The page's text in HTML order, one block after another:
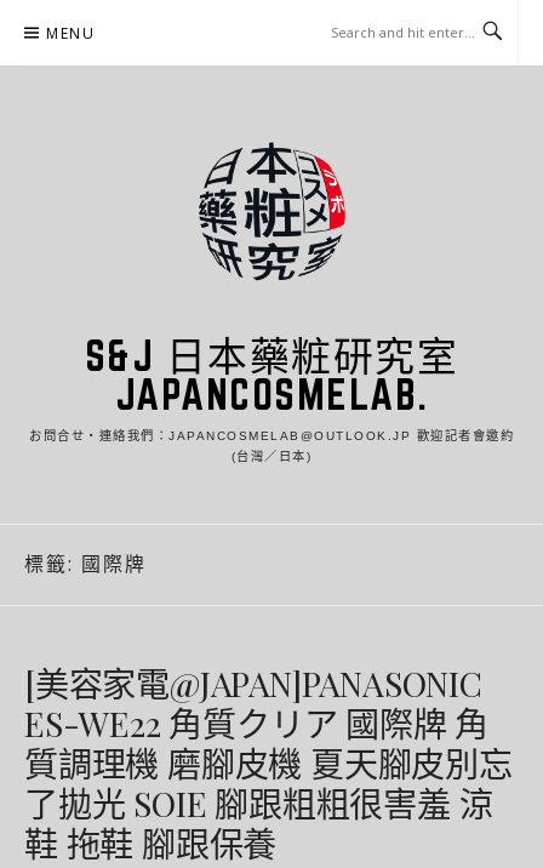
content
MENU
S&J 日本藥粧研究室
JAPANCOSMELAB.
お問合せ・連絡我們：JAPANCOSMELAB@OUTLOOK.JP 歡迎記者會邀約
(台灣／日本)
標籤: 國際牌
[美容家電@JAPAN]PANASONIC
ES-WE22 角質クリア 國際牌 角
質調理機 磨腳皮機 夏天腳皮別忘
了拋光 SOIE 腳跟粗粗很害羞 涼
鞋 拖鞋 腳跟保養